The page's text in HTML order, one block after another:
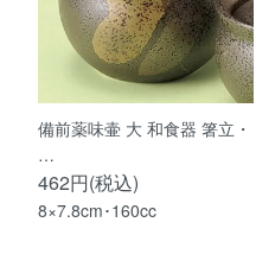
備前薬味壷 大 和食器 箸立・
…
462円(税込)
8×7.8cm･160cc